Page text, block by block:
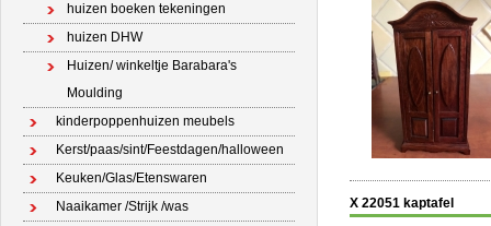
huizen boeken tekeningen
huizen DHW
Huizen/ winkeltje Barabara's
Moulding
kinderpoppenhuizen meubels
Kerst/paas/sint/Feestdagen/halloween
Keuken/Glas/Etenswaren
Naaikamer /Strijk /was
X 22051 kaptafel